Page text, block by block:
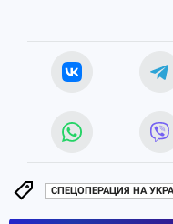
СПЕЦОПЕРАЦИЯ НА